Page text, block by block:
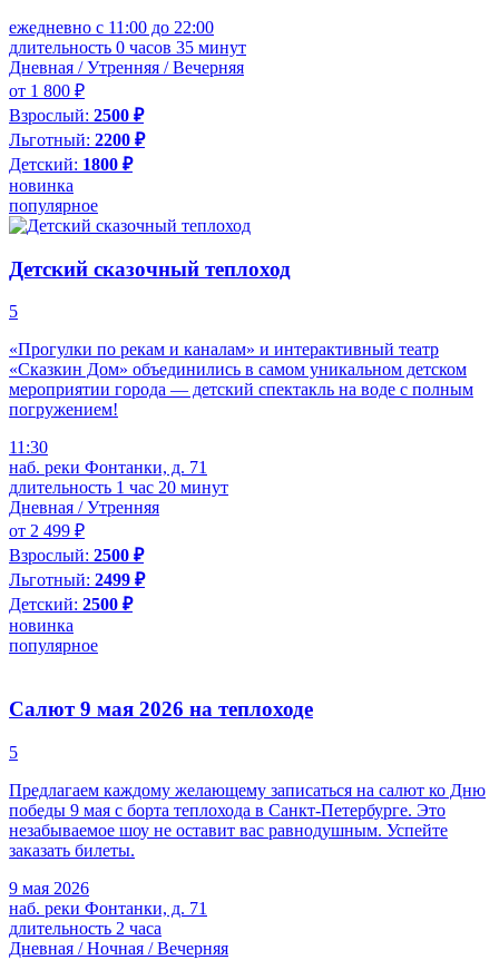
ежедневно с 11:00 до 22:00
длительность 0 часов 35 минут
Дневная / Утренняя / Вечерняя
от 1 800 ₽
Взрослый: 2500 ₽
Льготный: 2200 ₽
Детский: 1800 ₽
новинка
популярное
Детский сказочный теплоход
5
«Прогулки по рекам и каналам» и интерактивный театр
«Сказкин Дом» объединились в самом уникальном детском
мероприятии города — детский спектакль на воде с полным
погружением!
11:30
наб. реки Фонтанки, д. 71
длительность 1 час 20 минут
Дневная / Утренняя
от 2 499 ₽
Взрослый: 2500 ₽
Льготный: 2499 ₽
Детский: 2500 ₽
новинка
популярное
Салют 9 мая 2026 на теплоходе
5
Предлагаем каждому желающему записаться на салют ко Дню
победы 9 мая с борта теплохода в Санкт-Петербурге. Это
незабываемое шоу не оставит вас равнодушным. Успейте
заказать билеты.
9 мая 2026
наб. реки Фонтанки, д. 71
длительность 2 часа
Дневная / Ночная / Вечерняя